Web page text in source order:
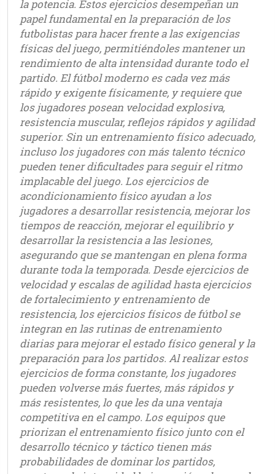
la potencia. Estos ejercicios desempeñan un
papel fundamental en la preparación de los
futbolistas para hacer frente a las exigencias
físicas del juego, permitiéndoles mantener un
rendimiento de alta intensidad durante todo el
partido. El fútbol moderno es cada vez más
rápido y exigente físicamente, y requiere que
los jugadores posean velocidad explosiva,
resistencia muscular, reflejos rápidos y agilidad
superior. Sin un entrenamiento físico adecuado,
incluso los jugadores con más talento técnico
pueden tener dificultades para seguir el ritmo
implacable del juego. Los ejercicios de
acondicionamiento físico ayudan a los
jugadores a desarrollar resistencia, mejorar los
tiempos de reacción, mejorar el equilibrio y
desarrollar la resistencia a las lesiones,
asegurando que se mantengan en plena forma
durante toda la temporada. Desde ejercicios de
velocidad y escalas de agilidad hasta ejercicios
de fortalecimiento y entrenamiento de
resistencia, los ejercicios físicos de fútbol se
integran en las rutinas de entrenamiento
diarias para mejorar el estado físico general y la
preparación para los partidos. Al realizar estos
ejercicios de forma constante, los jugadores
pueden volverse más fuertes, más rápidos y
más resistentes, lo que les da una ventaja
competitiva en el campo. Los equipos que
priorizan el entrenamiento físico junto con el
desarrollo técnico y táctico tienen más
probabilidades de dominar los partidos,